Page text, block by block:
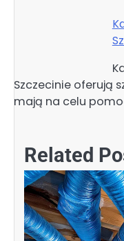
Szczecinie oferują
mają na celu
Related